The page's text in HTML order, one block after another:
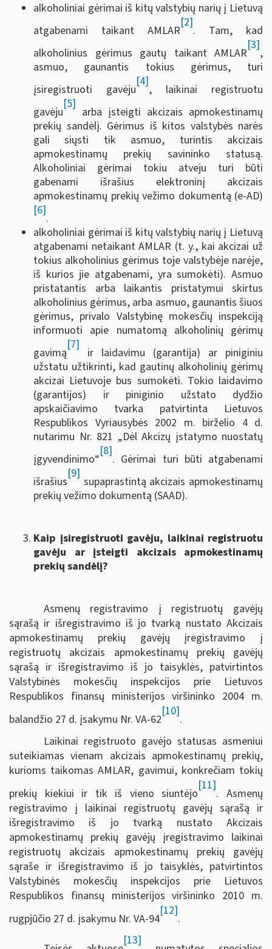
alkoholiniai gėrimai iš kitų valstybių narių į Lietuvą
atgabenami taikant AMLAR
[2]
. Tam, kad
alkoholinius gėrimus gautų taikant AMLAR
[3]
,
asmuo, gaunantis tokius gėrimus, turi
įsiregistruoti gavėju
[4]
, laikinai registruotu
gavėju
[5]
arba įsteigti akcizais apmokestinamų
prekių sandėlį. Gėrimus iš kitos valstybės narės
gali siųsti tik asmuo, turintis akcizais
apmokestinamų prekių savininko statusą.
Alkoholiniai gėrimai tokiu atveju turi būti
gabenami išrašius elektroninį akcizais
apmokestinamų prekių vežimo dokumentą (e-AD)
[6]
.
alkoholiniai gėrimai iš kitų valstybių narių į Lietuvą
atgabenami netaikant AMLAR (t. y., kai akcizai už
tokius alkoholinius gėrimus toje valstybėje narėje,
iš kurios jie atgabenami, yra sumokėti). Asmuo
pristatantis arba laikantis pristatymui skirtus
alkoholinius gėrimus, arba asmuo, gaunantis šiuos
gėrimus, privalo Valstybinę mokesčių inspekciją
informuoti apie numatomą alkoholinių gėrimų
gavimą
[7]
ir laidavimu (garantija) ar piniginiu
užstatu užtikrinti, kad gautinų alkoholinių gėrimų
akcizai Lietuvoje bus sumokėti. Tokio laidavimo
(garantijos) ir piniginio užstato dydžio
apskaičiavimo tvarka patvirtinta Lietuvos
Respublikos Vyriausybės 2002 m. birželio 4 d.
nutarimu Nr. 821 „Dėl Akcizų įstatymo nuostatų
įgyvendinimo“
[8]
. Gėrimai turi būti atgabenami
išrašius
[9]
supaprastintą akcizais apmokestinamų
prekių vežimo dokumentą (SAAD).
Kaip įsiregistruoti gavėju, laikinai registruotu
gavėju ar įsteigti akcizais apmokestinamų
prekių sandėlį?
Asmenų registravimo į registruotų gavėjų
sąrašą ir išregistravimo iš jo tvarką nustato Akcizais
apmokestinamų prekių gavėjų įregistravimo į
registruotų akcizais apmokestinamų prekių gavėjų
sąrašą ir išregistravimo iš jo taisyklės, patvirtintos
Valstybinės mokesčių inspekcijos prie Lietuvos
Respublikos finansų ministerijos viršininko 2004 m.
balandžio 27 d. įsakymu Nr. VA-62
[10]
.
Laikinai registruoto gavėjo statusas asmeniui
suteikiamas vienam akcizais apmokestinamų prekių,
kurioms taikomas AMLAR, gavimui, konkrečiam tokių
prekių kiekiui ir tik iš vieno siuntėjo
[11]
. Asmenų
registravimo į laikinai registruotų gavėjų sąrašą ir
išregistravimo iš jo tvarką nustato Akcizais
apmokestinamų prekių gavėjų įregistravimo laikinai
registruotų akcizais apmokestinamų prekių gavėjų
sąraše ir išregistravimo iš jo taisyklės, patvirtintos
Valstybinės mokesčių inspekcijos prie Lietuvos
Respublikos finansų ministerijos viršininko 2010 m.
rugpjūčio 27 d. įsakymu Nr. VA-94
[12]
.
[13]